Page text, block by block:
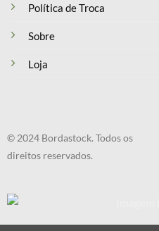
Política de Troca
Sobre
Loja
© 2024 Bordastock. Todos os
direitos reservados.